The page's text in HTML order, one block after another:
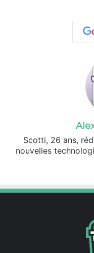
Scotti, 26 ans,
nouvelles